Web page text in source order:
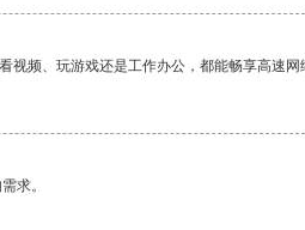
视频、玩游戏还是工作办公，都能畅享高速
求。